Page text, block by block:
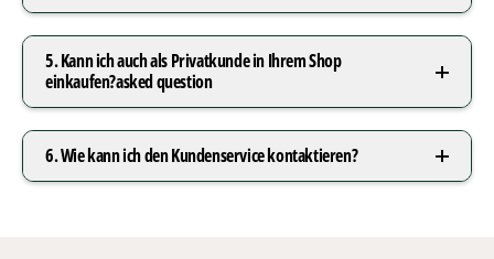
5. Kann ich auch als Privatkunde in Ihrem Shop
einkaufen?asked question
6. Wie kann ich den Kundenservice kontaktieren?